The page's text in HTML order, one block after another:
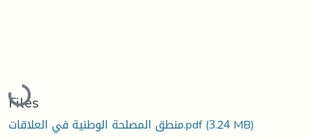
Loading...
Files
منطق المصلحة الوطنية في العلاقات.pdf(3.24 MB)